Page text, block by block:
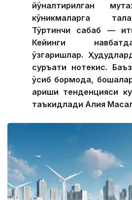
йўналтирилган
кўникмаларга
Тўртинчи сабаб —
Кейинги
ўзгаришлар.
суръати нотекис.
ўсиб бормоқда,
қариши тенденцияси
таъкидлади Алия